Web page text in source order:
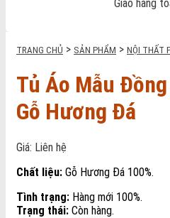
Giao hàng
TRANG CHỦ > SẢN PHẨM > NỘI THẤT
Tủ Áo Mẫu
Gỗ Hương Đá
Giá: Liên hệ
Chất liệu: Gỗ Hương Đá 100%.
Tình trạng: Hàng mới 100%.
Trạng thái: Còn hàng.